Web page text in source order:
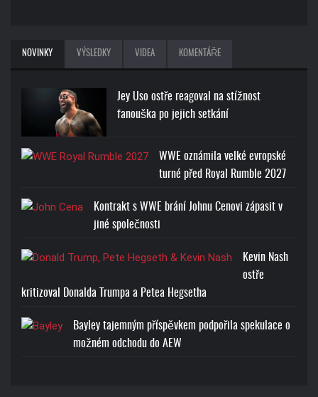
NOVINKY VÝSLEDKY VIDEA KOMENTÁŘE
Jey Uso ostře reagoval na stížnost
fanouška po jejich setkání
WWE oznámila velké evropské
turné před Royal Rumble 2027
Kontrakt s WWE brání Johnu Cenovi zápasit v
jiné společnosti
Kevin Nash
ostře
kritizoval Donalda Trumpa a Petea Hegsetha
Bayley tajemným příspěvkem podpořila spekulace o
možném odchodu do AEW